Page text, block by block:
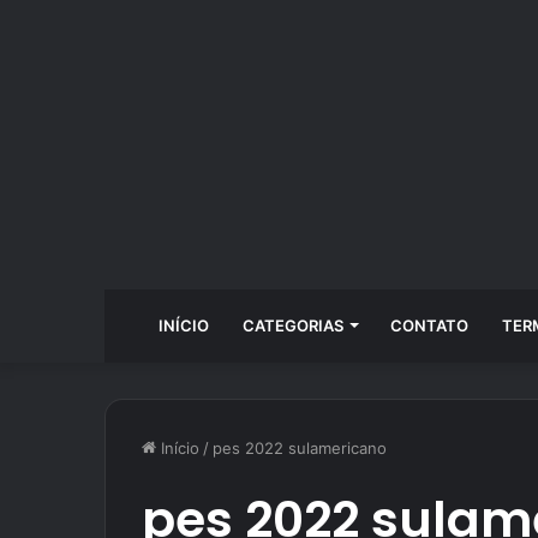
INÍCIO CATEGORIAS CONTATO
Início / pes 2022 sulamericano
pes 2022